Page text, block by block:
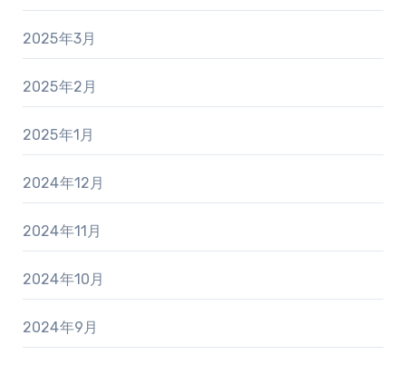
2025年3月
2025年2月
2025年1月
2024年12月
2024年11月
2024年10月
2024年9月